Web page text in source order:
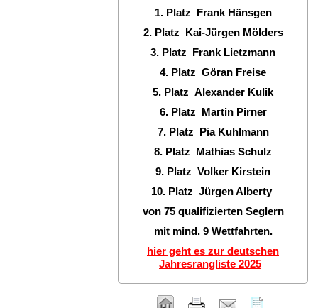
1. Platz Frank Hänsgen
2. Platz Kai-Jürgen Mölders
3. Platz Frank Lietzmann
4. Platz Göran Freise
5. Platz Alexander Kulik
6. Platz Martin Pirner
7. Platz Pia Kuhlmann
8. Platz Mathias Schulz
9. Platz Volker Kirstein
10. Platz Jürgen Alberty
von 75 qualifizierten Seglern
mit mind. 9 Wettfahrten.
hier geht es zur deutschen
Jahresrangliste 2025